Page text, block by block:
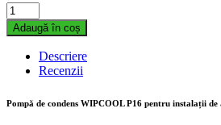
Pompă
de
condens
WIPCOOL
de
Adaugă în coș
Descriere
Recenzii
Pompă de condens WIPCOOL P16 pentru instalații